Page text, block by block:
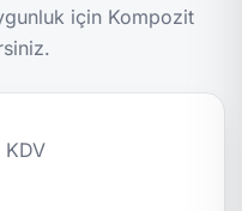
için Kompozit
KDV